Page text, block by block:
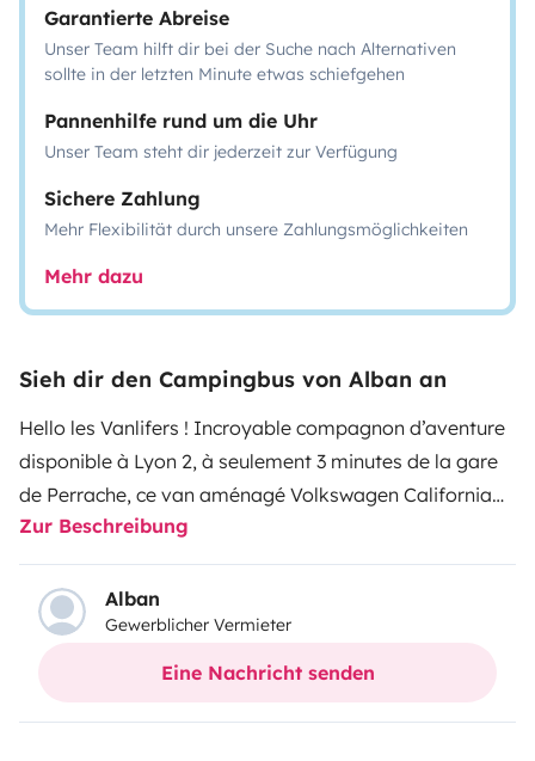
Garantierte Abreise
Unser Team hilft dir bei der Suche nach Alternativen
sollte in der letzten Minute etwas schiefgehen
Pannenhilfe rund um die Uhr
Unser Team steht dir jederzeit zur Verfügung
Sichere Zahlung
Mehr Flexibilität durch unsere Zahlungsmöglichkeiten
Mehr dazu
Sieh dir den Campingbus von Alban an
Hello les Vanlifers ! Incroyable compagnon d’aventure
disponible à Lyon 2, à seulement 3 minutes de la gare
de Perrache, ce van aménagé Volkswagen California
T6 COAST vous offre tout le confort nécessaire pour
partir à l’aventure en toute liberté.Une place de
parking sécurisé peut être mise à disposition pour
votre véhicule.Ce van dispose de 4 places assises et 4
couchages, idéal pour un road trip en couple, en famille
parfaitement fiable et entretenu aux petits oignons
Zur Beschreibung
Alban
Gewerblicher Vermieter
Eine Nachricht senden